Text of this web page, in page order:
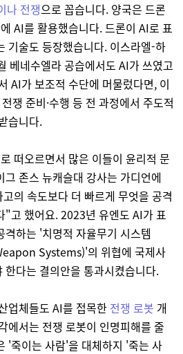
나 전쟁으로 꼽습니다. 양국은 드론
AI를 활용했습니다. 드론이 AI로 표
기술도 등장했습니다. 이스라엘-하
베네수엘라 공습에서도 AI가 쓰였고
AI가 보조적 수단에 머물렀다면, 이
쟁 준비·수행 등 전 과정에서 주도적
습니다.
떠오르면서 많은 이들이 윤리적 문
존스 뉴캐슬대 강사는 가디언에
의 속도보다 더 빠르게 무엇을 공격
"고 했어요. 2023년 유엔도 AI가 표
하는 '치명적 자율무기 시스템
Systems)'의 위협에 국제사
한다는 결의안을 통과시켰습니다.
업체들도 AI를 접목한 전쟁 로봇 개
에서는 전쟁 로봇이 인명피해를 줄
'죽이는 사람'을 대체하지 '죽는 사